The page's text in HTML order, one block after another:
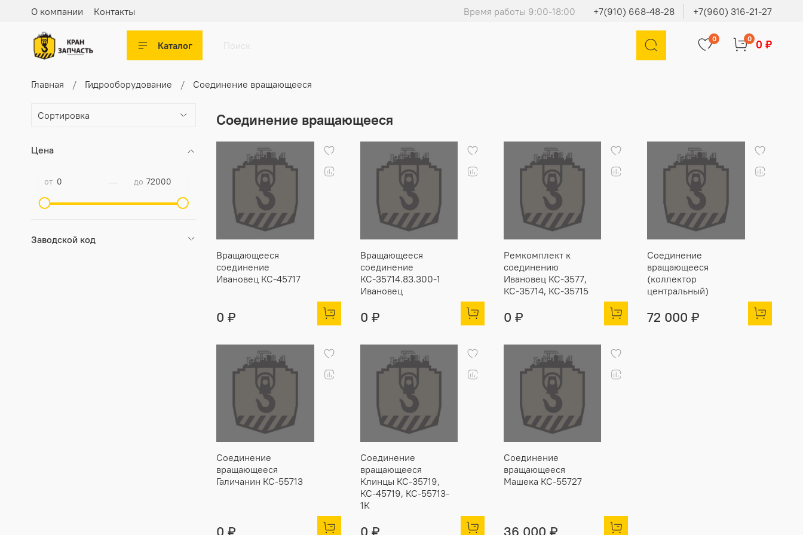
О компании Контакты Время работы 9:00-18:00 +7(910) 668-48-28 +7(960) 316-21-27
Каталог
0 0 0 ₽
Главная Гидрооборудование Соединение вращающееся
Соединение вращающееся
Вращающееся
соединение
Ивановец КС-45717
0 ₽
Вращающееся
соединение
КС-35714.83.300-1
Ивановец
0 ₽
Ремкомплект к
соединению
Ивановец КС-3577,
КС-35714, КС-35715
0 ₽
Соединение
вращающееся
(коллектор
центральный)
72 000 ₽
Соединение
вращающееся
Галичанин КС-55713
0 ₽
Соединение
вращающееся
Клинцы КС-35719,
КС-45719, КС-55713-
1К
0 ₽
Соединение
вращающееся
Машека КС-55727
36 000 ₽
Цена
от до
Заводской код